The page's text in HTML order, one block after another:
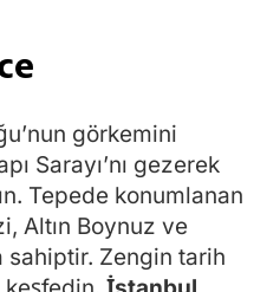
görkemini
Sarayı’nı gezerek
Tepede konumlanan
Altın Boynuz ve
sahiptir. Zengin tarih